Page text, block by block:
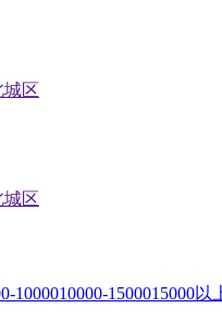
城区
城区
1000010000-1500015000以